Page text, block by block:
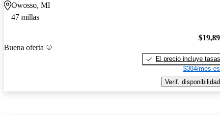
Owosso, MI
47 millas
Buena oferta
El precio incluye tasas
$384/mes
Verif. disponibilidad